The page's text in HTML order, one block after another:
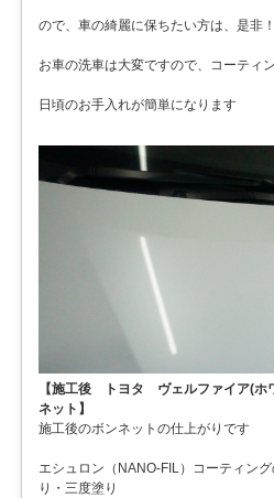
ので、車の綺麗に保ちたい方は、是非
お車の洗車は大変ですので、コーティ
日頃のお手入れが簡単になります
【施工後 トヨタ ヴェルファイア(
ネット】
施工後のボンネットの仕上がりです
エシュロン（NANO-FIL）コーティン
り・三度塗り